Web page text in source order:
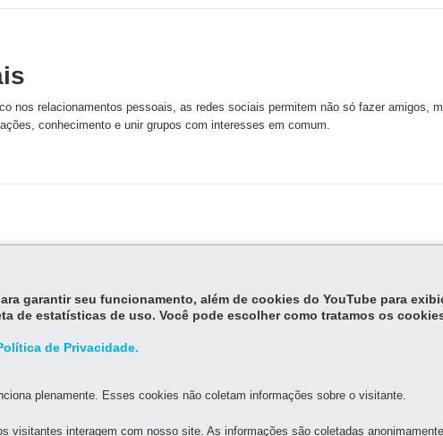
nos relacionamentos pessoais, as redes sociais permitem não só fazer amigos,
conhecimento e unir grupos com interesses em comum.
significa tirano, brigão ou valentão.
garantir seu funcionamento, além de cookies do YouTube para
de estatísticas de uso. Você pode escolher como tratamos os
de Privacidade.
plenamente. Esses cookies não coletam informações sobre o visitante.
visitantes interagem com nosso site. As informações são coletadas